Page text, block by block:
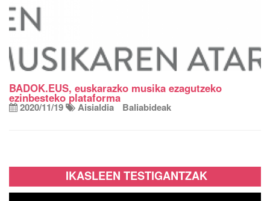
BADOK.EUS, euskarazko musika ezagutzeko
ezinbesteko plataforma
2020/11/19 Aisialdia Baliabideak
IKASLEEN TESTIGANTZAK